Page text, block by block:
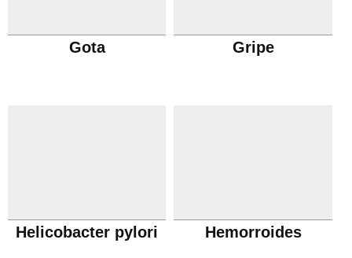
Gota Gripe
Helicobacter pylori Hemorroides